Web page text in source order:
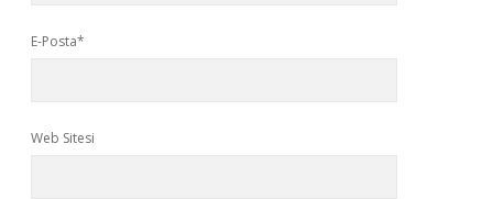
E-Posta*
Web Sitesi